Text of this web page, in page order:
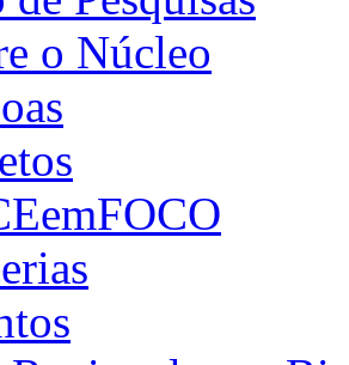
o Núcleo